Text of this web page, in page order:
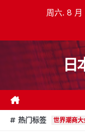
周六. 8
日
热门标签 世界潮商大